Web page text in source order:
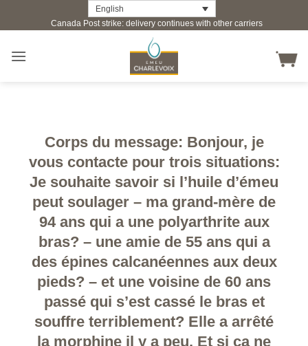
English
Canada Post strike: delivery continues with other carriers
Corps du message: Bonjour, je
vous contacte pour trois situations:
Je souhaite savoir si l’huile d’émeu
peut soulager – ma grand-mère de
94 ans qui a une polyarthrite aux
bras? – une amie de 55 ans qui a
des épines calcanéennes aux deux
pieds? – et une voisine de 60 ans
passé qui s’est cassé le bras et
souffre terriblement? Elle a arrêté
la morphine il y a peu. Et si ça ne